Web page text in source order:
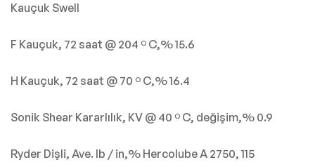
Kauçuk Swell
F Kauçuk, 72 saat @ 204 º C,% 15.6
H Kauçuk, 72 saat @ 70 º C,% 16.4
Sonik Shear Kararlılık, KV @ 40 º C, değişim,% 0.9
Ryder Dişli, Ave. lb / in,% Hercolube A 2750, 115